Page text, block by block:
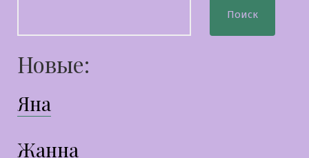
Поиск
Новые:
Яна
Жанна